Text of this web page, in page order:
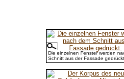
Die einzelnen Fenster werden
Schnitt aus der Fassade